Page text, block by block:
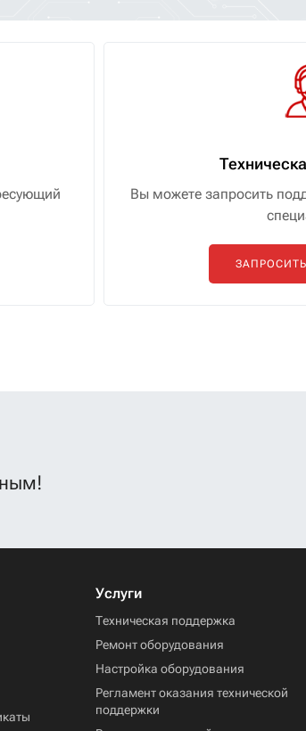
Вы можете запросить
Услуги
Техническая поддержка
Ремонт оборудования
Настройка оборудования
Регламент оказания технической
поддержки